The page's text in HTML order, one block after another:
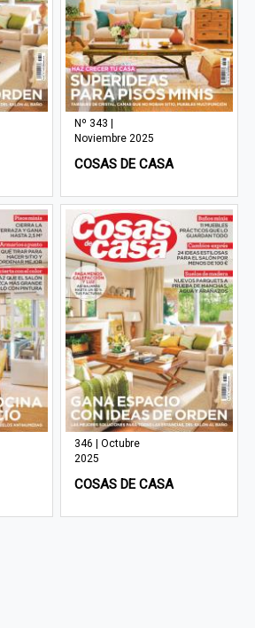
Nº 343 |
Noviembre 2025
COSAS DE CASA
346 | Octubre
2025
COSAS DE CASA